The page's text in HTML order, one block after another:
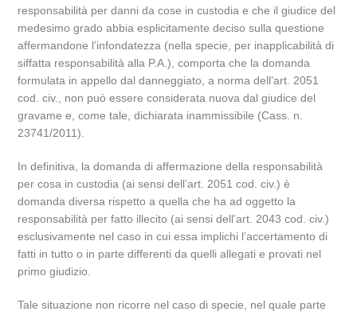
responsabilità per danni da cose in custodia e che il giudice del
medesimo grado abbia esplicitamente deciso sulla questione
affermandone l’infondatezza (nella specie, per inapplicabilità di
siffatta responsabilità alla P.A.), comporta che la domanda
formulata in appello dal danneggiato, a norma dell’art. 2051
cod. civ., non può essere considerata nuova dal giudice del
gravame e, come tale, dichiarata inammissibile (Cass. n.
23741/2011).
In definitiva, la domanda di affermazione della responsabilità
per cosa in custodia (ai sensi dell’art. 2051 cod. civ.) è
domanda diversa rispetto a quella che ha ad oggetto la
responsabilità per fatto illecito (ai sensi dell’art. 2043 cod. civ.)
esclusivamente nel caso in cui essa implichi l’accertamento di
fatti in tutto o in parte differenti da quelli allegati e provati nel
primo giudizio.
Tale situazione non ricorre nel caso di specie, nel quale parte